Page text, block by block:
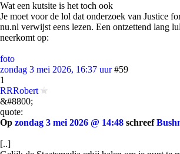
Wat een kutsite is het toch ook
Je moet voor de lol dat onderzoek van Justice
nu.nl verwijst eens lezen. Een ontzettend lang
neerkomt op:
foto
zondag 3 mei 2026, 16:37 uur #59
1
RRRobert
&#8800;
quote:
Op zondag 3 mei 2026 @ 14:48 schreef
[..]